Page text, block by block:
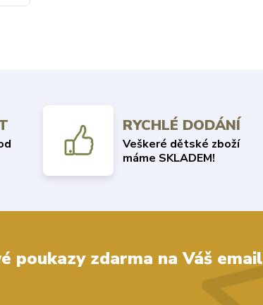
RYCHLÉ DODÁNÍ
Veškeré dětské zboží
máme SKLADEM!
poukazy zdarma na Váš email